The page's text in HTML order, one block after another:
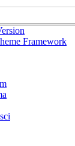
Framework